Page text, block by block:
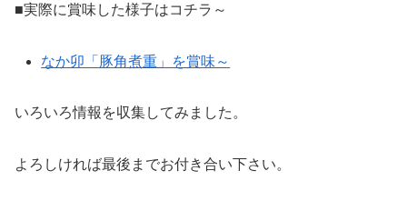
■実際に賞味した様子はコチラ～
なか卯「豚角煮重」を賞味～
いろいろ情報を収集してみました。
よろしければ最後までお付き合い下さい。